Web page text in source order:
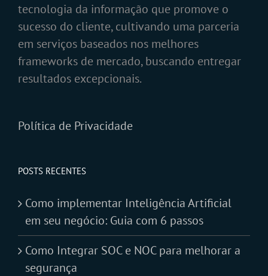
tecnologia da informação que promove o
sucesso do cliente, cultivando uma parceria
em serviços baseados nos melhores
frameworks de mercado, buscando entregar
resultados excepcionais.
Política de Privacidade
POSTS RECENTES
Como implementar Inteligência Artificial
em seu negócio: Guia com 6 passos
Como Integrar SOC e NOC para melhorar a
segurança